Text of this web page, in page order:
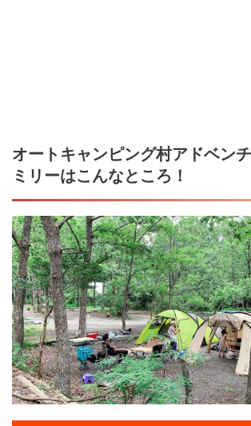
オートキャンピング村アドベン
ミリーはこんなところ！